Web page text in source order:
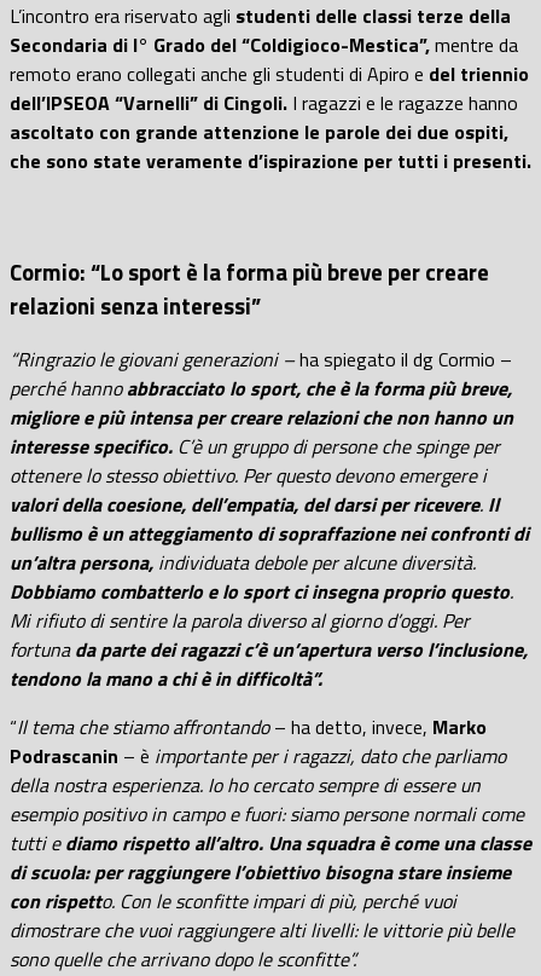
L’incontro era riservato agli studenti delle classi terze della
Secondaria di I° Grado del “Coldigioco-Mestica”,mentre da
remoto erano collegati anche gli studenti di Apiro e del triennio
dell’IPSEOA “Varnelli” di Cingoli. I ragazzi e le ragazze hanno
ascoltato con grande attenzione le parole dei due ospiti,
che sono state veramente d’ispirazione per tutti i presenti.
Cormio: “Lo sport è la forma più breve per creare
relazioni senza interessi”
“Ringrazio le giovani generazioni –ha spiegato il dg Cormio –
perché hannoabbracciato lo sport, che è la forma più breve,
migliore e più intensa per creare relazioni che non hanno un
interesse specifico. C’è un gruppo di persone che spinge per
ottenere lo stesso obiettivo. Per questo devono emergere i
valori della coesione, dell’empatia, del darsi per ricevere. Il
bullismo è un atteggiamento di sopraffazione nei confronti di
un’altra persona, individuata debole per alcune diversità.
Dobbiamo combatterlo e lo sport ci insegna proprio questo.
Mi rifiuto di sentire la parola diverso al giorno d’oggi. Per
fortunada parte dei ragazzi c’è un’apertura verso l’inclusione,
tendono la mano a chi è in difficoltà”.
“Il tema che stiamo affrontando– ha detto, invece, Marko
Podrascanin – è importante per i ragazzi, dato che parliamo
della nostra esperienza. Io ho cercato sempre di essere un
esempio positivo in campo e fuori: siamo persone normali come
tutti ediamo rispetto all’altro. Una squadra è come una classe
di scuola: per raggiungere l’obiettivo bisogna stare insieme
con rispetto. Con le sconfitte impari di più, perché vuoi
dimostrare che vuoi raggiungere alti livelli: le vittorie più belle
sono quelle che arrivano dopo le sconfitte”.